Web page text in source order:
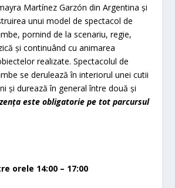
Martínez Garzón din Argentina și
unui model de spectacol de
pornind de la scenariu, regie,
și continuând cu animarea
realizate. Spectacolul de
se derulează în interiorul unei cutii
și durează în general între două și
este obligatorie pe tot parcursul
orele 14:00 – 17:00